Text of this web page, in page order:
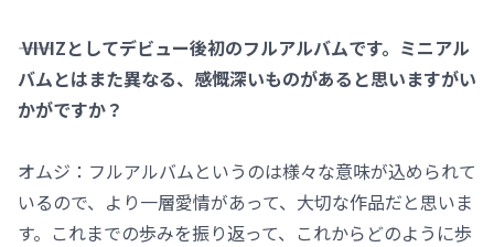
―― VIVIZとしてデビュー後初のフルアルバムです。ミニアル
バムとはまた異なる、感慨深いものがあると思いますがい
かがですか？
オムジ：フルアルバムというのは様々な意味が込められて
いるので、より一層愛情があって、大切な作品だと思いま
す。これまでの歩みを振り返って、これからどのように歩